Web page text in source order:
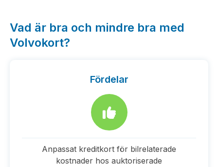
Vad är bra och mindre bra med
Volvokort?
Fördelar
Anpassat kreditkort för bilrelaterade
kostnader hos auktoriserade